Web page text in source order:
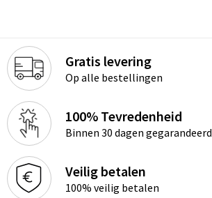
Gratis levering
Op alle bestellingen
100% Tevredenheid
Binnen 30 dagen gegarandeerd
Veilig betalen
100% veilig betalen